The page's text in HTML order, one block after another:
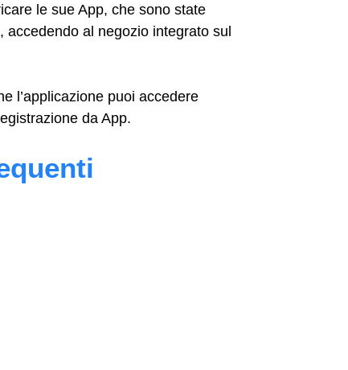
le sue App, che sono state
, accedendo al negozio integrato sul
l’applicazione puoi accedere
da App.